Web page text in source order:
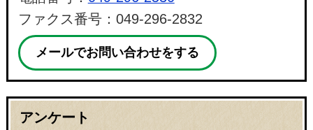
ファクス番号：049-296-2832
メールでお問い合わせをする
アンケート